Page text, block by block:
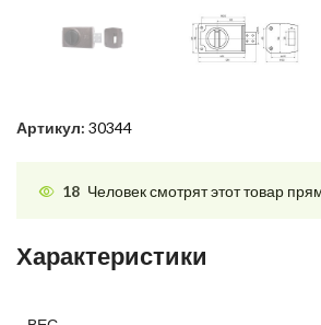
Артикул: 30344
18 Человек смотрят этот товар
Характеристики